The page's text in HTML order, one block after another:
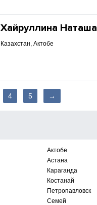
Хайруллина Наташа
Казахстан, Актобе
4 5 →
Актобе
Астана
Караганда
Костанай
Петропавловск
Семей